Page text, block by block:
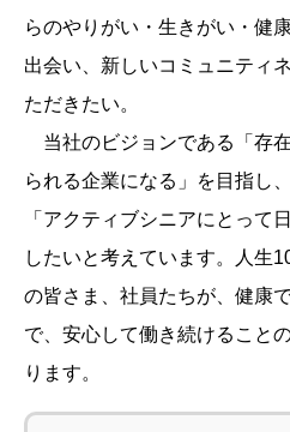
らのやりがい・生きがい・健
出会い、新しいコミュニティ
ただきたい。
当社のビジョンである「存
られる企業になる」を目指し
「アクティブシニアにとって
したいと考えています。人生
の皆さま、社員たちが、健康
で、安心して働き続けること
ります。